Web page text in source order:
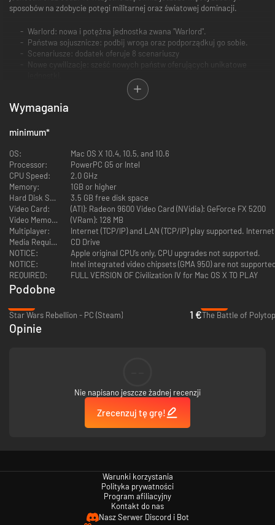
sposobów na zdobycie potęgi militarnej oraz światowej dominacji.
Warlord: nowa i potężna jednostka zwana "Warlord".
Państwa sojusznicze: podbij wroga oraz podporządkuj go sobie.
Scenariusze: dodatek oferuje 8 scenariuszy
Nowe cywilizacje: sześć nowych państw oferujących unikatowe
Przywódcy : 10 nowych przywódców dla nowych oraz
dotychczasowych cywilizacji.
Cechy przywódców: dwie nowe cechy przywódcze.
Unikatowe budynki: każda cywilizacja posiada nowe budynki oraz
Nowe jednostki, zasoby oraz ulepszenia: podczas gry poznasz wiele
nowych przedmiotów.
Nowości systemowe rozszerzone możliwości pozwalające na więcej.
Łatki i ulepszenia: dodatek zawiera wszystkie dotychczasowe łatki
oraz rozszerzenia.
Wymagania
minimum*
OS:
Mac OS X 10.4, 10.5, and 10.6
Processor:
PowerPC G5 or Intel
CPU Speed:
2.0 GHz
Memory:
1GB or higher
Hard Disk Space:
3.5 GB free disk space
Video Card:
(ATI): Radeon 9600 Video Card (NVidia): GeForce FX 5200
Video Memory:
(VRam): 128 MB
Multiplayer:
Internet (TCP/IP) and LAN (TCP/IP) play supported.
Media Required:
CD Drive
NOTICE:
Apple original CPU’s only, CPU upgrades not supported.
NOTICE:
Intel integrated video chipsets (GMA 950) are not
REQUIRED:
FULL VERSION OF Civilization IV for Mac OS X TO PLAY
Podobne
Star Wars Rebellion - PC (Steam)
1 €The Battle of
Opinie
Nie napisano jeszcze żadnej recenzji
Zrecenzuj tę grę!
Warunki korzystania
Polityka prywatności
Program afiliacyjny
Kontakt do nas
Nasz Serwer Discord i Bot